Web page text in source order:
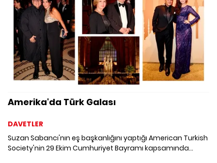
Amerika'da Türk Galası
DAVETLER
Suzan Sabancı'nın eş başkanlığını yaptığı American Turkish
Society'nin 29 Ekim Cumhuriyet Bayramı kapsamında